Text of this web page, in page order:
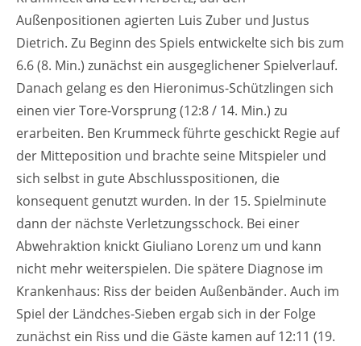
Außenpositionen agierten Luis Zuber und Justus
Dietrich. Zu Beginn des Spiels entwickelte sich bis zum
6.6 (8. Min.) zunächst ein ausgeglichener Spielverlauf.
Danach gelang es den Hieronimus-Schützlingen sich
einen vier Tore-Vorsprung (12:8 / 14. Min.) zu
erarbeiten. Ben Krummeck führte geschickt Regie auf
der Mitteposition und brachte seine Mitspieler und
sich selbst in gute Abschlusspositionen, die
konsequent genutzt wurden. In der 15. Spielminute
dann der nächste Verletzungsschock. Bei einer
Abwehraktion knickt Giuliano Lorenz um und kann
nicht mehr weiterspielen. Die spätere Diagnose im
Krankenhaus: Riss der beiden Außenbänder. Auch im
Spiel der Ländches-Sieben ergab sich in der Folge
zunächst ein Riss und die Gäste kamen auf 12:11 (19.